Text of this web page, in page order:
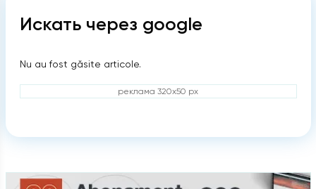
Искать через google
Nu au fost găsite articole.
реклама 320x50 px